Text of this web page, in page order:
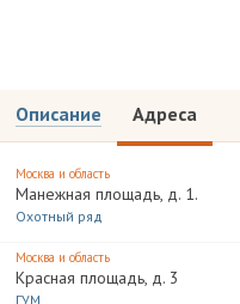
Описание Адреса
Москва и область
Манежная площадь, д. 1.
Охотный ряд
Москва и область
Красная площадь, д. 3
ГУМ